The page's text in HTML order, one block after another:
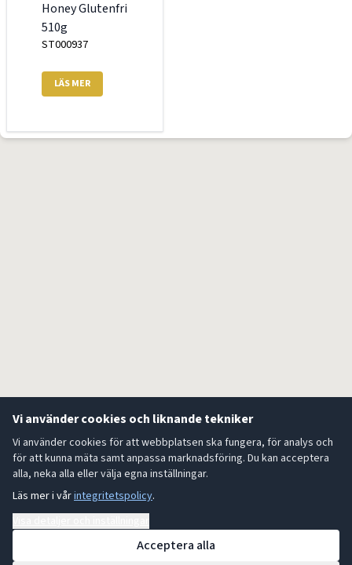
Vi använder cookies och liknande tekniker
Vi använder cookies för att webbplatsen ska fungera, för analys och
för att kunna mäta samt anpassa marknadsföring. Du kan acceptera
alla, neka alla eller välja egna inställningar.
Läs mer i vårintegritetspolicy.
Acceptera alla
Honey Glutenfri
510g
ST000937
LÄS MER